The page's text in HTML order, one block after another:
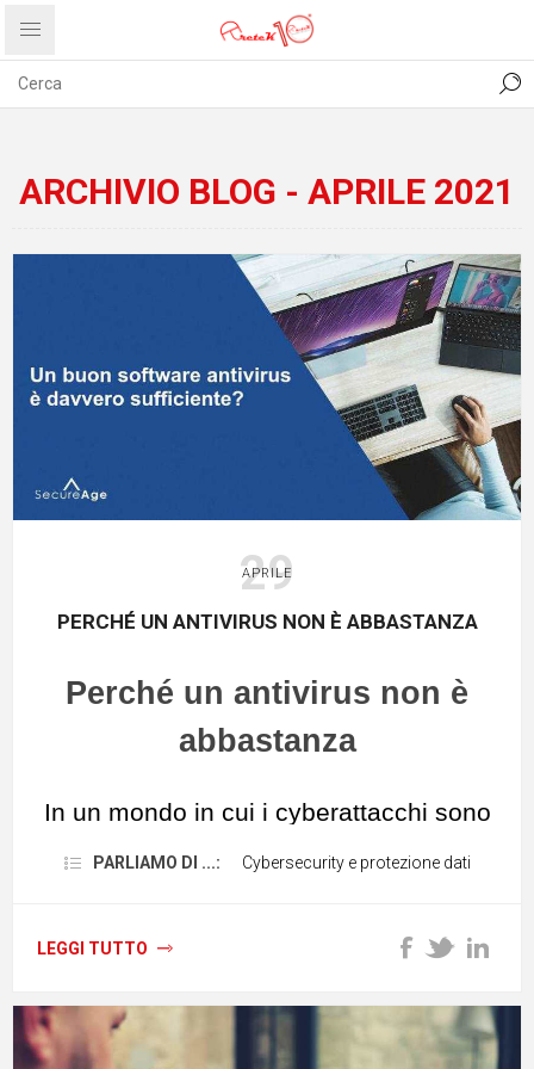
PRIVACY ABOUT US
ARCHIVIO BLOG - APRILE 2021
29
APRILE
PERCHÉ UN ANTIVIRUS NON È ABBASTANZA
Perché un antivirus non è
abbastanza
In un mondo in cui i cyberattacchi sono
in crescita,
le soluzioni antivirus
basata sul rilevamento sta diminuendo,
orientando verso soluzioni anti-malware
PARLIAMO DI ...: Cybersecurity e protezione dati
LEGGI TUTTO